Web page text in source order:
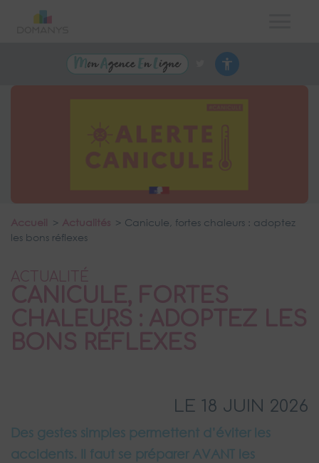
Accueil Actualités
Canicule, fortes chaleurs : adoptez
les bons réflexes
ACTUALITÉ
CANICULE, FORTES
CHALEURS : ADOPTEZ LES
BONS RÉFLEXES
LE 18 JUIN 2026
Des gestes simples permettent d’éviter les
accidents. Il faut se préparer AVANT les